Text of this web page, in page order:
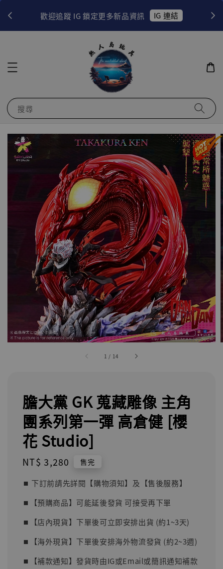
歡迎追蹤 IG 鎖定更多新品資訊 IG 連結
搜尋
1 / 14
膽大黨 GK 蒐藏雕像 主角
團系列第一彈 高倉健 [櫻
花 Studio]
Regular
NT$ 3,280 售完
⏹︎ 下訂前請先詳閱【購物須知】及【售後服務】
⏹︎【預購商品】可能延後發貨 可接受再下單
⏹︎【店內現貨】下單後可立即安排出貨 (約1~3天)
⏹︎【海外現貨】下單後安排海外物流發貨 (約2~3週)
⏹︎【補款通知】發貨時由IG或Email或簡訊通知補款